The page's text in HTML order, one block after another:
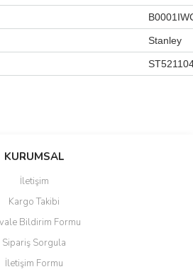
‎Stanley
ilk yorumu siz yapın!
henüz soru sorulmamış.
veya görüntülenemiyor.
bilgiler bulunuyor.
bulunuyor.
daha pahalı.
KURUMSAL
İletişim
Kargo Takibi
Bildirim Formu
Sipariş Sorgula
İletişim Formu